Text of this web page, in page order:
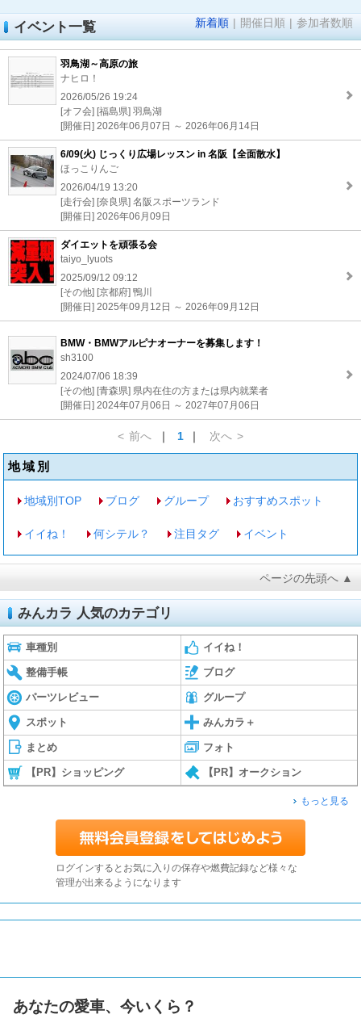
イベント一覧 新着順 | 開催日順 | 参加者数順
羽鳥湖～高原の旅
ナヒロ！
2026/05/26 19:24
[オフ会] [福島県] 羽鳥湖
[開催日] 2026年06月07日 ～ 2026年06月14日
6/09(火) じっくり広場レッスン in 名阪【全面散水】
ほっこりんご
2026/04/19 13:20
[走行会] [奈良県] 名阪スポーツランド
[開催日] 2026年06月09日
ダイエットを頑張る会
taiyo_lyuots
2025/09/12 09:12
[その他] [京都府] 鴨川
[開催日] 2025年09月12日 ～ 2026年09月12日
BMW・BMWアルピナオーナーを募集します！
sh3100
2024/07/06 18:39
[その他] [青森県] 県内在住の方または県内就業者
[開催日] 2024年07月06日 ～ 2027年07月06日
< 前へ ｜ 1 ｜ 次へ >
地域別
地域別TOP ブログ グループ おすすめスポット
イイね！ 何シテル？ 注目タグ イベント
ページの先頭へ ▲
みんカラ 人気のカテゴリ
車種別 イイね！
整備手帳 ブログ
パーツレビュー グループ
スポット みんカラ＋
まとめ フォト
【PR】ショッピング 【PR】オークション
もっと見る
ログインするとお気に入りの保存や燃費記録など様々な
管理が出来るようになります
あなたの愛車、今いくら？